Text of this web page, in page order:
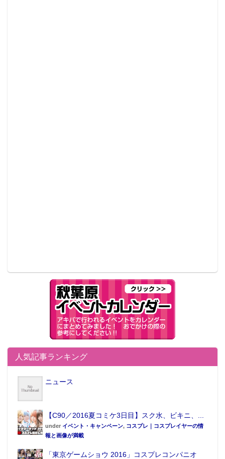
人気記事ランキング
ニュース
【C90／2016夏コミケ3日目】スク水、ビキニ、...
under イベント・キャンペーン, コスプレ｜コスプレイヤーの情
報と画像が満載
「東京ゲームショウ 2016」コスプレコンパニオ